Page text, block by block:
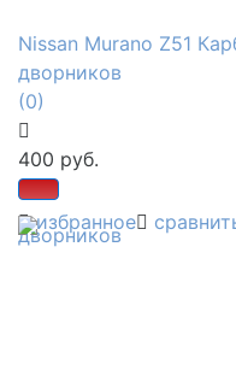
избранное
Nissan Murano Z51
дворников
(0)
400 руб.